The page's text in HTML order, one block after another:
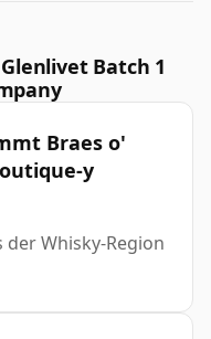
Batch 1
Braes o'
y
Whisky-Region